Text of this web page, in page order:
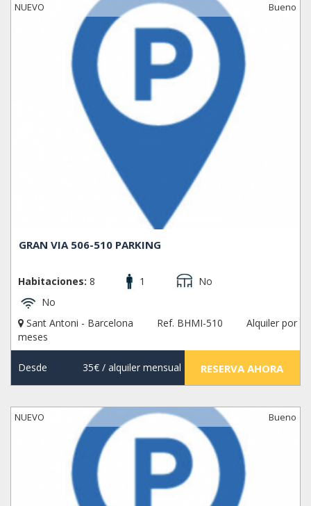
NUEVO Bueno
GRAN VIA 506-510 PARKING
Habitaciones: 8 1
No
No
Sant Antoni - Barcelona
Ref. BHMI-510
Alquiler por
meses
Desde 35€/ alquiler mensual RESERVA AHORA
NUEVO Bueno